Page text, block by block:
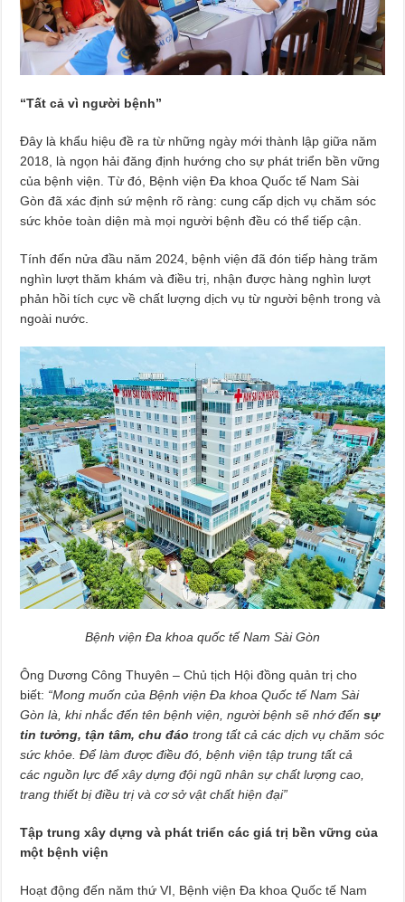
“Tất cả vì người bệnh”
Đây là khẩu hiệu đề ra từ những ngày mới thành lập giữa năm
2018, là ngọn hải đăng định hướng cho sự phát triển bền vững
của bệnh viện. Từ đó, Bệnh viện Đa khoa Quốc tế Nam Sài
Gòn đã xác định sứ mệnh rõ ràng: cung cấp dịch vụ chăm sóc
sức khỏe toàn diện mà mọi người bệnh đều có thể tiếp cận.
Tính đến nửa đầu năm 2024, bệnh viện đã đón tiếp hàng trăm
nghìn lượt thăm khám và điều trị, nhận được hàng nghìn lượt
phản hồi tích cực về chất lượng dịch vụ từ người bệnh trong và
ngoài nước.
Bệnh viện Đakhoa quốc tếNam Sài Gòn
Ông Dương Công Thuyên – Chủ tịch Hội đồng quản trị cho
biết: “Mong muốn của Bệnh viện Đa khoa Quốc tế Nam Sài
Gòn là, khi nhắc đến tên bệnh viện, người bệnh sẽ nhớ đếnsự
tin tưởng,tận tâm, chu đáo trong tất cả các dịch vụ chăm sóc
sức khỏe. Để làm được điều đó, bệnh viện tập trungtất cả
các nguồn lựcđể xây dựng đội ngũnhân sự chất lượng cao,
trang thiết bị điều trị và cơ sở vật chất hiện đại”
Tập trung xây dựng và phát triển các giá trị bền vững của
một bệnh viện
Hoạt động đến năm thứ VI, Bệnh viện Đa khoa Quốc tế Nam